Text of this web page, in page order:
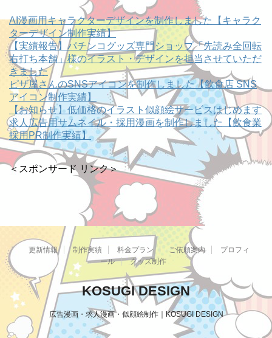
AI漫画用キャラクターデザインを制作しました【キャラク
ターデザイン制作実績】
【実績報告】パチンコグッズ専門ショップ「先読み全回転
右打ち本舗」様のイラスト・デザインを担当させていただ
きました
ピザ屋さんのSNSアイコンを制作しました【飲食店 SNS
アイコン制作実績】
【お知らせ】低価格のイラスト似顔絵サービスはじめます
求人広告用サムネイル・採用漫画を制作しました【飲食業
採用PR制作実績】
＜スポンサード リンク＞
更新情報 制作実績 料金プラン ご依頼案内
プロフィ
ール
グッズ制作
KOSUGI DESIGN
広告漫画・求人漫画・似顔絵制作｜KOSUGI DESIGN